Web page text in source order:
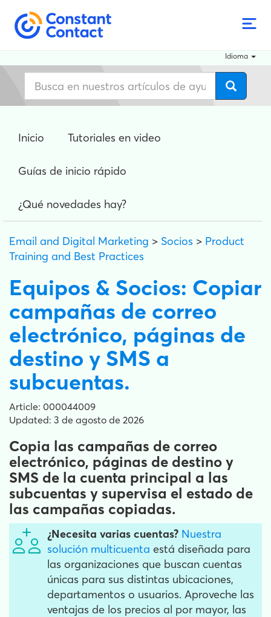
Idioma
Inicio Tutoriales en video
Guías de inicio rápido
¿Qué novedades hay?
Email and Digital Marketing > Socios > Product
Training and Best Practices
Equipos & Socios: Copiar
campañas de correo
electrónico, páginas de
destino y SMS a
subcuentas.
Article: 000044009
Updated: 3 de agosto de 2026
Copia las campañas de correo
electrónico, páginas de destino y
SMS de la cuenta principal a las
subcuentas y supervisa el estado de
las campañas copiadas.
¿Necesita varias cuentas? Nuestra
solución multicuenta está diseñada para
las organizaciones que buscan cuentas
únicas para sus distintas ubicaciones,
departamentos o usuarios. Aproveche las
ventajas de los precios al por mayor, las